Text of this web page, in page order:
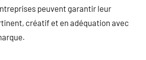
peuvent garantir leur
créatif et en adéquation avec